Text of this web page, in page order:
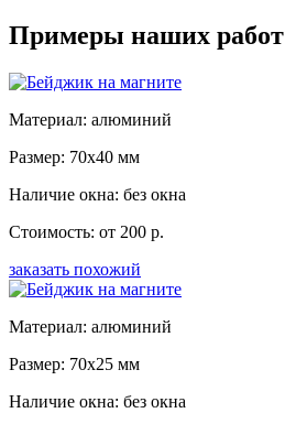
Примеры наших работ
Материал: алюминий
Размер: 70x40 мм
Наличие окна: без окна
Стоимость: от 200 р.
заказать похожий
Материал: алюминий
Размер: 70x25 мм
Наличие окна: без окна